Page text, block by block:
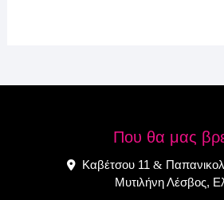
Που θα μας
Καβέτσου 11 &
Μυτιλήνη Λέσβος,